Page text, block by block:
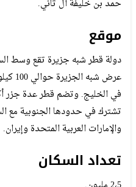
حمد بن خليفة آل ثاني.
موقع
دولة قطر شبه جزيرة تقع وسط
في الخليج. وتضم قطر عدة جزر
تشترك في حدودها الجنوبية مع
والإمارات العربية المتحدة وإيران.
تعداد السكان